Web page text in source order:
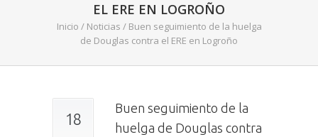
EL ERE EN LOGROÑO
Inicio / Noticias / Buen seguimiento de la huelga
de Douglas contra el ERE en Logroño
18
Buen seguimiento de la
huelga de Douglas contra